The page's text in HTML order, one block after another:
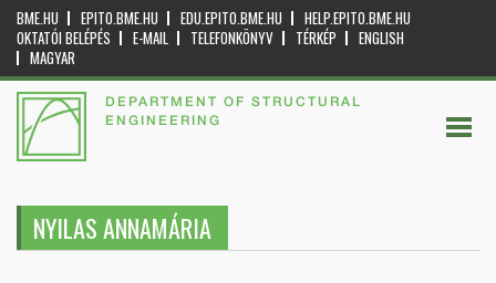
BME.HU EPITO.BME.HU EDU.EPITO.BME.HU
HELP.EPITO.BME.HU
OKTATÓI BELÉPÉS
E-MAIL TELEFONKÖNYV TÉRKÉP
ENGLISH
MAGYAR
DEPARTMENT OF STRUCTURAL
ENGINEERING
NYILAS ANNAMÁRIA